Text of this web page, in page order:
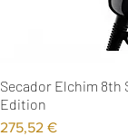
Secador Elchim 8th
Edition
Preço
275,52 €